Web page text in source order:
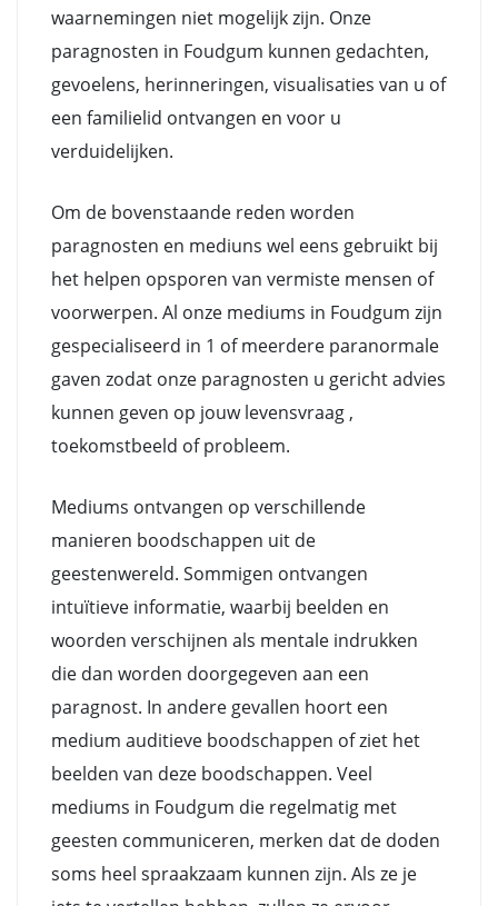
waarnemingen niet mogelijk zijn. Onze
paragnosten in Foudgum kunnen gedachten,
gevoelens, herinneringen, visualisaties van u of
een familielid ontvangen en voor u
verduidelijken.
Om de bovenstaande reden worden
paragnosten en mediuns wel eens gebruikt bij
het helpen opsporen van vermiste mensen of
voorwerpen. Al onze mediums in Foudgum zijn
gespecialiseerd in 1 of meerdere paranormale
gaven zodat onze paragnosten u gericht advies
kunnen geven op jouw levensvraag ,
toekomstbeeld of probleem.
Mediums ontvangen op verschillende
manieren boodschappen uit de
geestenwereld. Sommigen ontvangen
intuïtieve informatie, waarbij beelden en
woorden verschijnen als mentale indrukken
die dan worden doorgegeven aan een
paragnost. In andere gevallen hoort een
medium auditieve boodschappen of ziet het
beelden van deze boodschappen. Veel
mediums in Foudgum die regelmatig met
geesten communiceren, merken dat de doden
soms heel spraakzaam kunnen zijn. Als ze je